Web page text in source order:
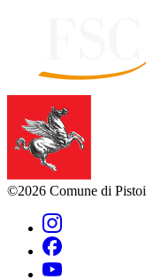
©2026 Comune di